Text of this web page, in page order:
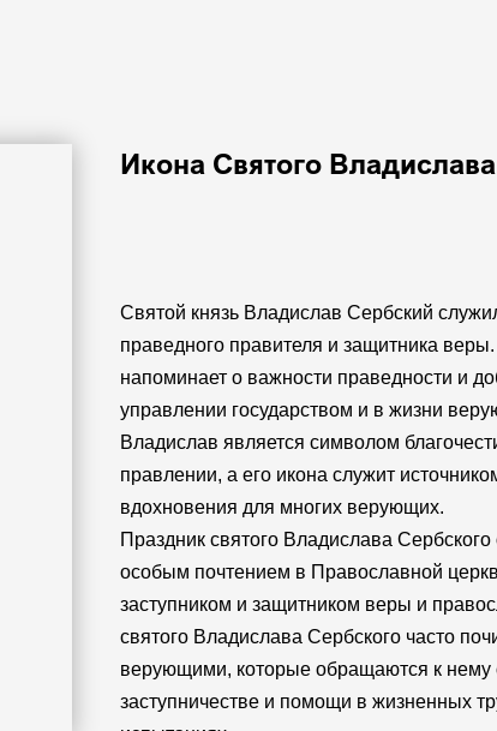
Икона Святого
Святой князь Владислав Сербский
праведного правителя и защитника
напоминает о важности праведности и
управлении государством и в жизни
Владислав является символом
правлении, а его икона служит
вдохновения для многих верующих.
Праздник святого Владислава Сербского
особым почтением в Православной
заступником и защитником веры и
святого Владислава Сербского часто
верующими, которые обращаются к нему
заступничестве и помощи в жизненных